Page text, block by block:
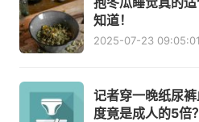
知道！
2025-07-23 09:05:01
记者穿一晚纸尿
度竟是成人的5倍？